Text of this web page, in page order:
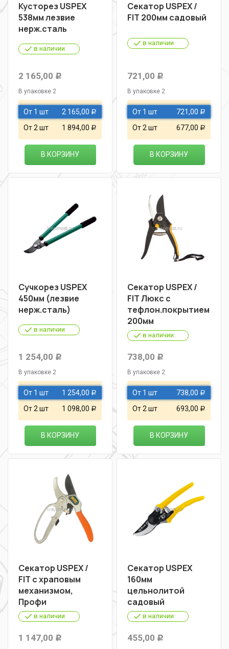
Кусторез USPEX
538мм лезвие
нерж.сталь
в наличии
2 165,00 Р
В упаковке 2
От 1 шт 2 165,00 Р
От 2 шт 1 894,00 Р
В КОРЗИНУ
Секатор USPEX /
FIT 200мм садовый
в наличии
721,00 Р
В упаковке 2
От 1 шт 721,00 Р
От 2 шт 677,00 Р
В КОРЗИНУ
Сучкорез USPEX
450мм (лезвие
нерж.сталь)
в наличии
1 254,00 Р
В упаковке 2
От 1 шт 1 254,00 Р
От 2 шт 1 098,00 Р
В КОРЗИНУ
Секатор USPEX /
FIT Люкс с
тефлон.покрытием
200мм
в наличии
738,00 Р
В упаковке 2
От 1 шт 738,00 Р
От 2 шт 693,00 Р
В КОРЗИНУ
Секатор USPEX /
FIT с храповым
механизмом,
Профи
в наличии
1 147,00 Р
Секатор USPEX
160мм
цельнолитой
садовый
в наличии
455,00 Р